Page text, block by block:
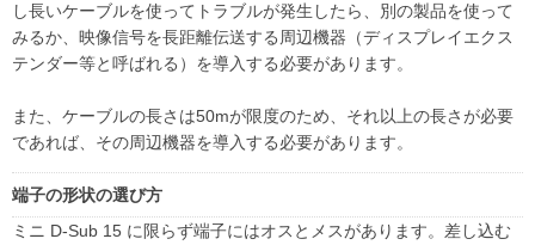
し長いケーブルを使ってトラブルが発生したら、別の製品を使って
みるか、映像信号を長距離伝送する周辺機器（ディスプレイエクス
テンダー等と呼ばれる）を導入する必要があります。
また、ケーブルの長さは50mが限度のため、それ以上の長さが必要
であれば、その周辺機器を導入する必要があります。
端子の形状の選び方
ミニ D-Sub 15 に限らず端子にはオスとメスがあります。差し込む